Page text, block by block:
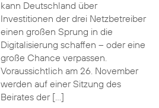
kann Deutschland über
Investitionen der drei Netzbetreiber
einen großen Sprung in die
Digitalisierung schaffen – oder eine
große Chance verpassen.
Voraussichtlich am 26. November
werden auf einer Sitzung des
Beirates der […]